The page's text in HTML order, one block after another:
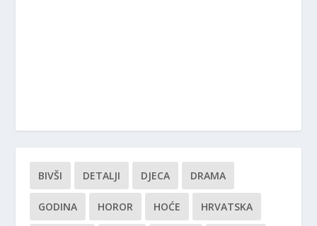
BIVŠI DETALJI DJECA DRAMA
GODINA HOROR HOĆE HRVATSKA